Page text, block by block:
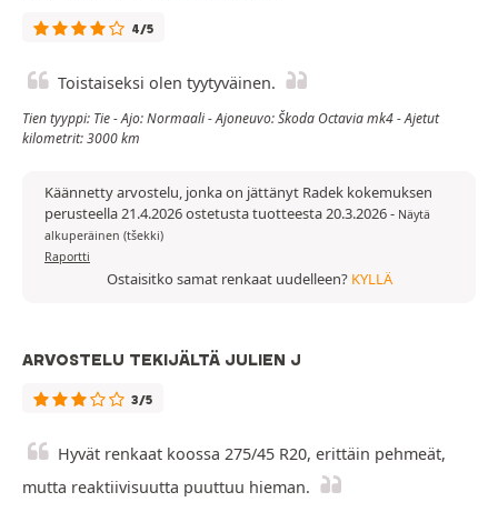
4/5
Toistaiseksi olen tyytyväinen.
Tien tyyppi: Tie - Ajo: Normaali - Ajoneuvo: Škoda Octavia mk4 - Ajetut
kilometrit: 3000 km
Käännetty arvostelu, jonka on jättänyt Radek kokemuksen
perusteella 21.4.2026 ostetusta tuotteesta 20.3.2026- Näytä
alkuperäinen (tšekki)
Raportti
Ostaisitko samat renkaat uudelleen? KYLLÄ
ARVOSTELU TEKIJÄLTÄ JULIEN J
3/5
Hyvät renkaat koossa 275/45 R20, erittäin pehmeät,
mutta reaktiivisuutta puuttuu hieman.